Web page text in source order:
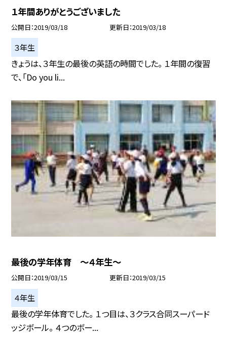
１年間ありがとうございました
公開日 2019/03/18 更新日 2019/03/18
３年生
きょうは、３年生の最後の英語の時間でした。 １年間の復習
で、「Do you li...
最後の学年体育 〜４年生〜
公開日 2019/03/15 更新日 2019/03/15
４年生
最後の学年体育でした。 １つ目は、３クラス合同スーパード
ッジボール。 ４つのボー...